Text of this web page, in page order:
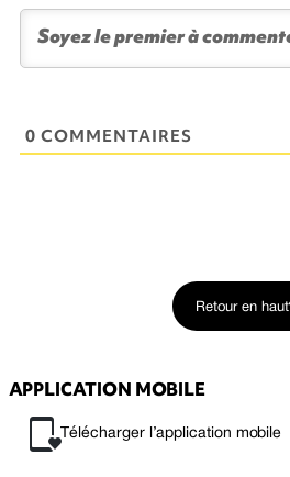
0 COMMENTAIRES
Retour en haut
APPLICATION MOBILE
Télécharger l’application mobile